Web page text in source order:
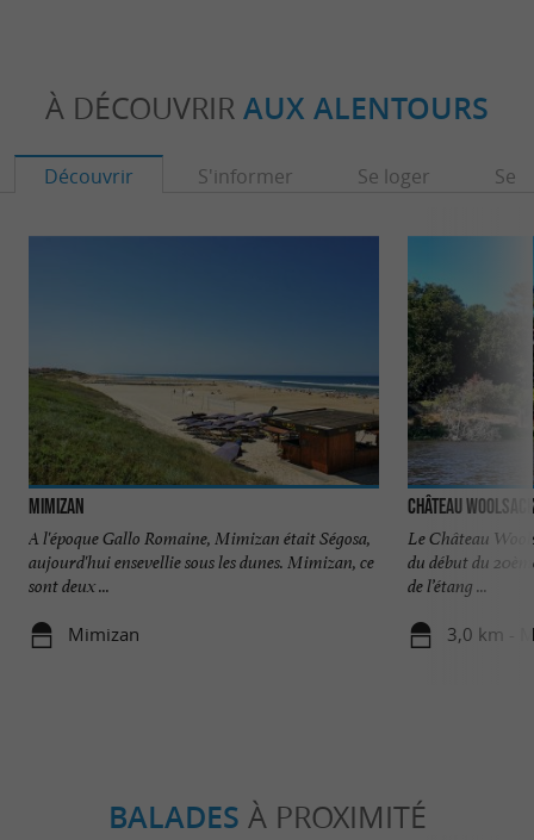
À DÉCOUVRIR AUX ALENTOURS
Découvrir S'informer Se loger Se
Mimizan
A l'époque Gallo Romaine, Mimizan était Ségosa,
aujourd'hui ensevellie sous les dunes. Mimizan, ce
sont deux ...
Mimizan
Château Woolsack
Le Château
du début du
de l’étang ...
3,0 km -
BALADES À PROXIMITÉ